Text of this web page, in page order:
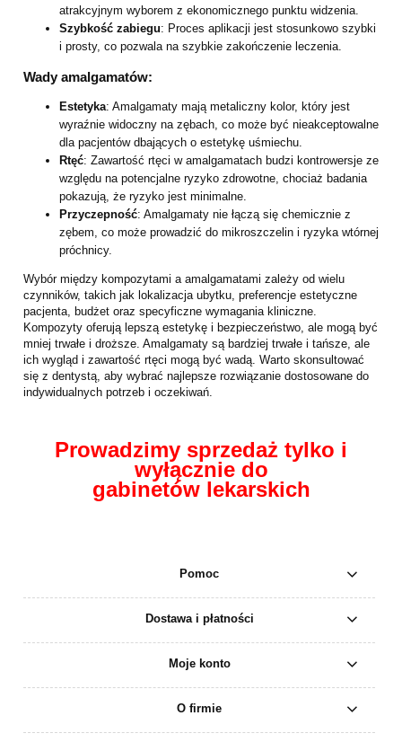
atrakcyjnym wyborem z ekonomicznego punktu widzenia.
Szybkość zabiegu: Proces aplikacji jest stosunkowo szybki
i prosty, co pozwala na szybkie zakończenie leczenia.
Wady amalgamatów:
Estetyka: Amalgamaty mają metaliczny kolor, który jest
wyraźnie widoczny na zębach, co może być nieakceptowalne
dla pacjentów dbających o estetykę uśmiechu.
Rtęć: Zawartość rtęci w amalgamatach budzi kontrowersje ze
względu na potencjalne ryzyko zdrowotne, chociaż badania
pokazują, że ryzyko jest minimalne.
Przyczepność: Amalgamaty nie łączą się chemicznie z
zębem, co może prowadzić do mikroszczelin i ryzyka wtórnej
próchnicy.
Wybór między kompozytami a amalgamatami zależy od wielu
czynników, takich jak lokalizacja ubytku, preferencje estetyczne
pacjenta, budżet oraz specyficzne wymagania kliniczne.
Kompozyty oferują lepszą estetykę i bezpieczeństwo, ale mogą być
mniej trwałe i droższe. Amalgamaty są bardziej trwałe i tańsze, ale
ich wygląd i zawartość rtęci mogą być wadą. Warto skonsultować
się z dentystą, aby wybrać najlepsze rozwiązanie dostosowane do
indywidualnych potrzeb i oczekiwań.
Prowadzimy sprzedaż tylko i
wyłącznie do
gabinetów lekarskich
Pomoc
Dostawa i płatności
Moje konto
O firmie